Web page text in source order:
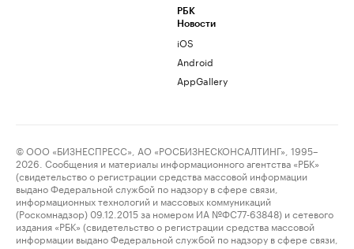
РБК
Новости
iOS
Android
AppGallery
© ООО «БИЗНЕСПРЕСС», АО «РОСБИЗНЕСКОНСАЛТИНГ», 1995–
2026. Сообщения и материалы информационного агентства «РБК»
(свидетельство о регистрации средства массовой информации
выдано Федеральной службой по надзору в сфере связи,
информационных технологий и массовых коммуникаций
(Роскомнадзор) 09.12.2015 за номером ИА №ФС77-63848) и сетевого
издания «РБК» (свидетельство о регистрации средства массовой
информации выдано Федеральной службой по надзору в сфере связи,